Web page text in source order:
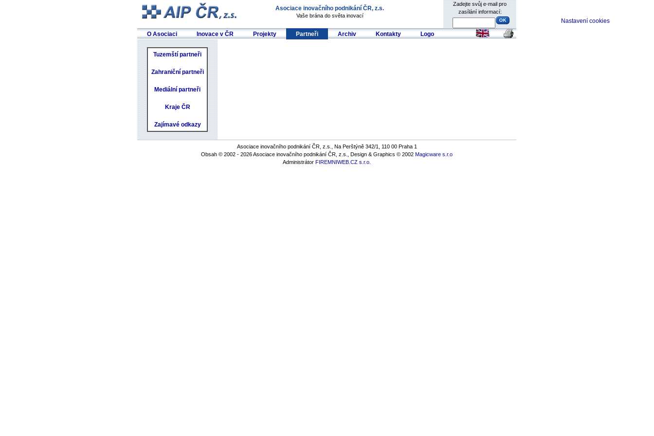
Asociace inovačního podnikání ČR, z.s.
Vaše brána do světa inovací
Zadejte svůj e-mail pro
zasílání informací:
O Asociaci Inovace v ČR Projekty Partneři Archiv Kontakty Logo
Tuzemští partneři
Zahraniční partneři
Mediální partneři
Kraje ČR
Zajímavé odkazy
Asociace inovačního podnikání ČR, z.s., Na Perštýně 342/1, 110 00 Praha 1
Obsah © 2002 - 2026 Asociace inovačního podnikání ČR, z.s., Design & Graphics © 2002 Magicware s.r.o
Administrátor FIREMNIWEB.CZ s.r.o.
Nastavení cookies